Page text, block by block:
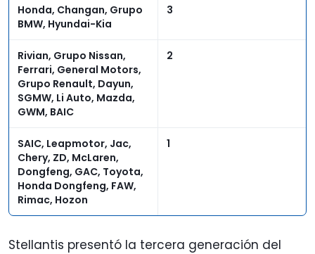
Honda, Changan, Grupo
BMW, Hyundai-Kia
3
Rivian, Grupo Nissan,
Ferrari, General Motors,
Grupo Renault, Dayun,
SGMW, Li Auto, Mazda,
GWM, BAIC
2
SAIC, Leapmotor, Jac,
Chery, ZD, McLaren,
Dongfeng, GAC, Toyota,
Honda Dongfeng, FAW,
Rimac, Hozon
1
Stellantis presentó la tercera generación del